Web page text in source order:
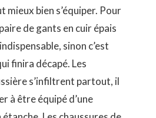
mieux bien s’équiper. Pour
de gants en cuir épais
sinon c’est
finira décapé. Les
s’infiltrent partout, il
à être équipé d’une